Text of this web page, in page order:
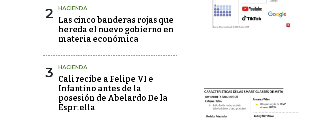
2 HACIENDA
Las cinco banderas rojas que
hereda el nuevo gobierno en
materia económica
3 HACIENDA
Cali recibe a Felipe VI e
Infantino antes de la
posesión de Abelardo De la
Espriella